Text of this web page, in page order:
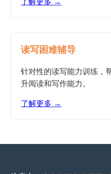
读写困难辅导
针对性的读写能力训练，
升阅读和写作能力。
了解更多 →